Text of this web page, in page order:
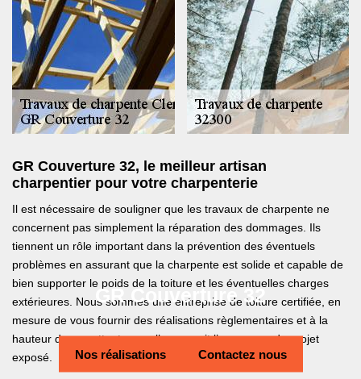
GR Couverture 32
Nos réalisations Contactez nous
GR Couverture 32, le meilleur artisan
charpentier pour votre charpenterie
Il est nécessaire de souligner que les travaux de charpente ne
concernent pas simplement la réparation des dommages. Ils
tiennent un rôle important dans la prévention des éventuels
problèmes en assurant que la charpente est solide et capable de
bien supporter le poids de la toiture et les éventuelles charges
extérieures. Nous sommes une entreprise de toiture certifiée, en
mesure de vous fournir des réalisations règlementaires et à la
hauteur de vos attentes quelle que soit l’envergure du projet
exposé.